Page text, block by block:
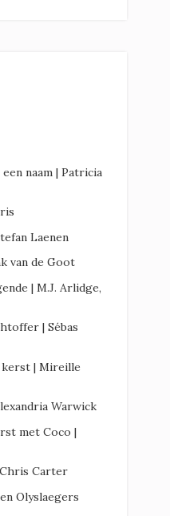
naam | Patricia
Laenen
van de Goot
| M.J. Arlidge,
| Sébas
| Mireille
Warwick
met Coco |
Carter
Olyslaegers